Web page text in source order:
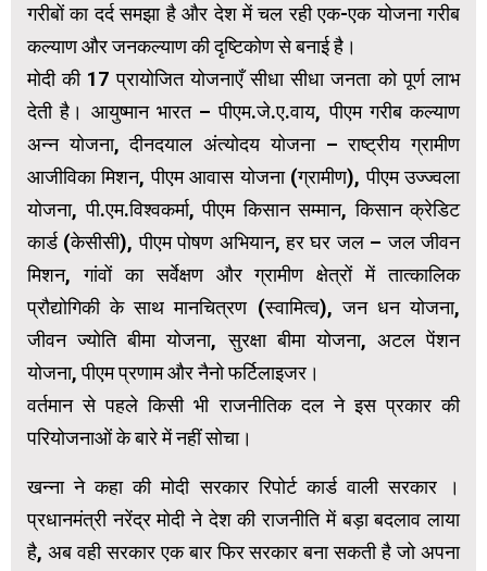
गरीबों का दर्द समझा है और देश में चल रही एक-एक योजना गरीब
कल्याण और जनकल्याण की दृष्टिकोण से बनाई है।
मोदी की 17 प्रायोजित योजनाएँ सीधा सीधा जनता को पूर्ण लाभ
देती है। आयुष्मान भारत – पीएम.जे.ए.वाय, पीएम गरीब कल्याण
अन्न योजना, दीनदयाल अंत्योदय योजना – राष्ट्रीय ग्रामीण
आजीविका मिशन, पीएम आवास योजना (ग्रामीण), पीएम उज्ज्वला
योजना, पी.एम.विश्वकर्मा, पीएम किसान सम्मान, किसान क्रेडिट
कार्ड (केसीसी), पीएम पोषण अभियान, हर घर जल – जल जीवन
मिशन, गांवों का सर्वेक्षण और ग्रामीण क्षेत्रों में तात्कालिक
प्रौद्योगिकी के साथ मानचित्रण (स्वामित्व), जन धन योजना,
जीवन ज्योति बीमा योजना, सुरक्षा बीमा योजना, अटल पेंशन
योजना, पीएम प्रणाम और नैनो फर्टिलाइजर।
वर्तमान से पहले किसी भी राजनीतिक दल ने इस प्रकार की
परियोजनाओं के बारे में नहीं सोचा।
खन्ना ने कहा की मोदी सरकार रिपोर्ट कार्ड वाली सरकार ।
प्रधानमंत्री नरेंद्र मोदी ने देश की राजनीति में बड़ा बदलाव लाया
है, अब वही सरकार एक बार फिर सरकार बना सकती है जो अपना